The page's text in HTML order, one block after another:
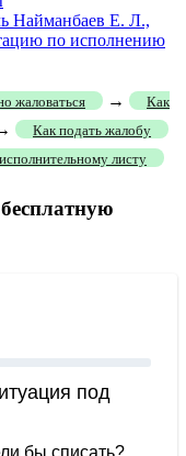
Найманбаев Е. Л.,
по исполнению
жаловаться →
Как
Как подать жалобу
листу